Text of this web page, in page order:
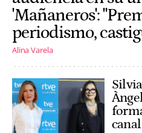
'Mañaneros':
periodismo,
Alina Varela